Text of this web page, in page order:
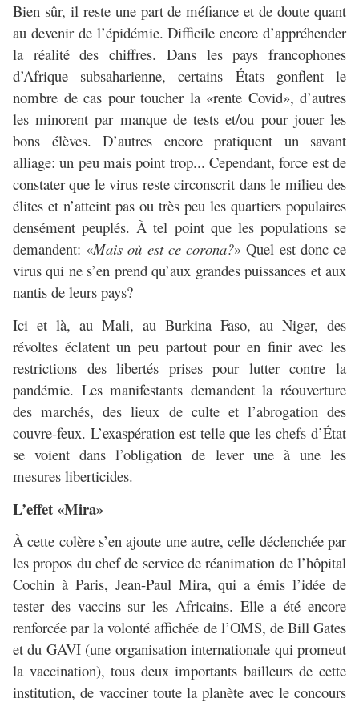
Bien sûr, il reste une part de méfiance et de doute quant
au devenir de l’épidémie. Difficile encore d’appréhender
la réalité des chiffres. Dans les pays francophones
d’Afrique subsaharienne, certains États gonflent le
nombre de cas pour toucher la «rente Covid», d’autres
les minorent par manque de tests et/ou pour jouer les
bons élèves. D’autres encore pratiquent un savant
alliage: un peu mais point trop... Cependant, force est de
constater que le virus reste circonscrit dans le milieu des
élites et n’atteint pas ou très peu les quartiers populaires
densément peuplés. À tel point que les populations se
demandent: «Mais où est ce corona?» Quel est donc ce
virus qui ne s’en prend qu’aux grandes puissances et aux
nantis de leurs pays?
Ici et là, au Mali, au Burkina Faso, au Niger, des
révoltes éclatent un peu partout pour en finir avec les
restrictions des libertés prises pour lutter contre la
pandémie. Les manifestants demandent la réouverture
des marchés, des lieux de culte et l’abrogation des
couvre-feux. L’exaspération est telle que les chefs d’État
se voient dans l’obligation de lever une à une les
mesures liberticides.
L’effet «Mira»
À cette colère s’en ajoute une autre, celle déclenchée par
les propos du chef de service de réanimation de l’hôpital
Cochin à Paris, Jean-Paul Mira, qui a émis l’idée de
tester des vaccins sur les Africains. Elle a été encore
renforcée par la volonté affichée de l’OMS, de Bill Gates
et du GAVI (une organisation internationale qui promeut
la vaccination), tous deux importants bailleurs de cette
institution, de vacciner toute la planète avec le concours